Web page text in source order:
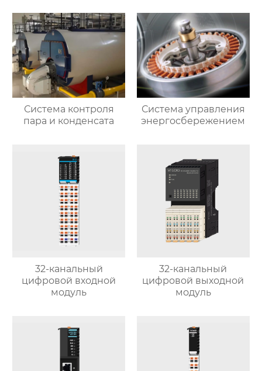
Система контроля
пара и конденсата
Система управления
энергосбережением
32-канальный
цифровой входной
модуль
32-канальный
цифровой выходной
модуль